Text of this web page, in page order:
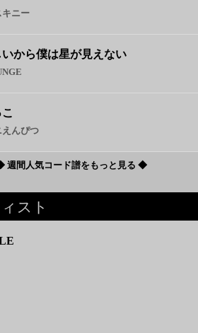
んぴつ
週間人気コード譜をもっと見る ◆